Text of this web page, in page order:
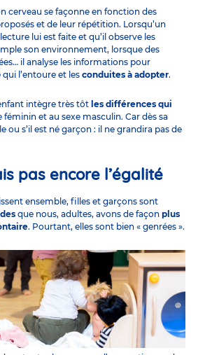
cerveau se façonne en fonction des
et de leur répétition. Lorsqu’un
lui est faite et qu’il observe les
son environnement, lorsque des
il analyse les informations pour
l’entoure et les conduites à adopter.
intègre très tôt les différences qui
féminin et au sexe masculin. Car dès sa
ou s’il est né garçon : il ne grandira pas de
pas encore l’égalité
ensemble, filles et garçons sont
que nous, adultes, avons de façon plus
. Pourtant, elles sont bien « genrées ».